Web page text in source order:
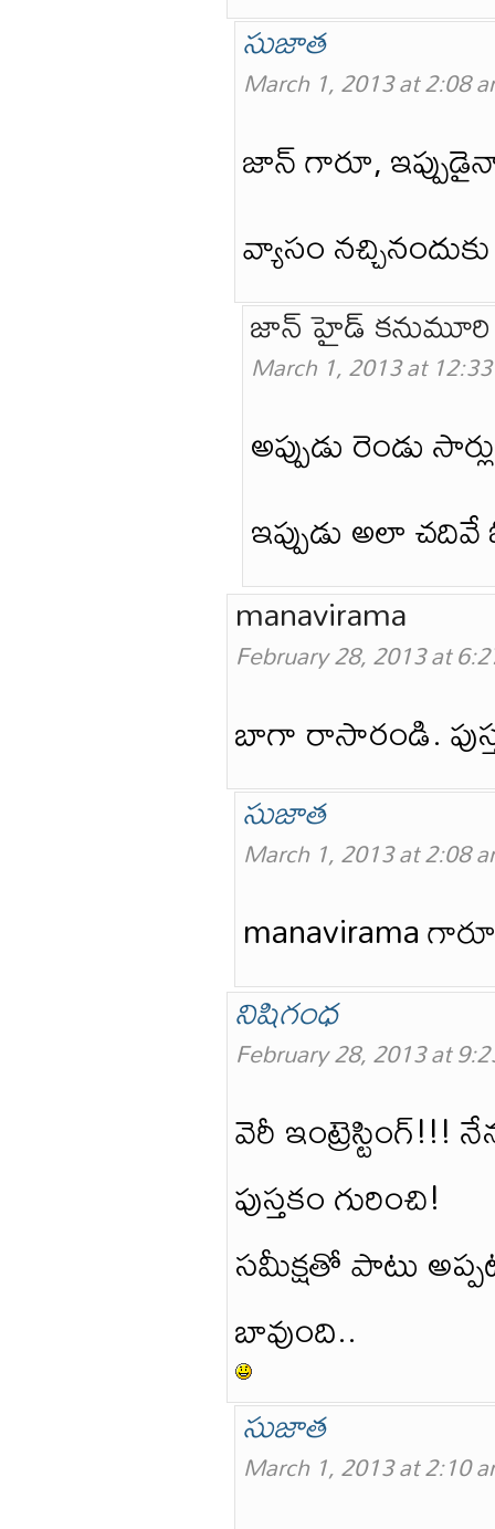
సుజాత
March 1, 2013 at 2:08
జాన్ గారూ,
వ్యాసం
జాన్ హైడ్ కనుమూరి
March 1, 2013 at
అప్పుడు రెండు
ఇప్పుడు అలా చదివే
manavirama
February 28, 2013 at
బాగా రాసారండి.
సుజాత
March 1, 2013 at 2:08
manavirama
నిషిగంధ
February 28, 2013 at
వెరీ ఇంట్రెస్టింగ్!!!
పుస్తకం గురించి!
సమీక్షతో పాటు
బావుంది..
సుజాత
March 1, 2013 at 2:10